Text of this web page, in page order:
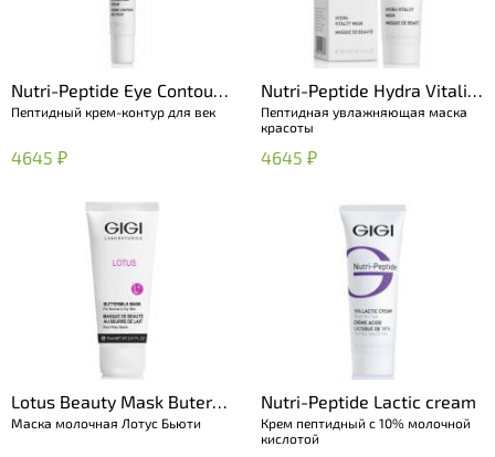
Nutri-Peptide Eye Contour
Cream
Пептидный крем-контур для век
4645 ₽
Nutri-Peptide Hydra Vitality
Mask
Пептидная увлажняющая маска
красоты
4645 ₽
Lotus Beauty Mask Buter
Milk
Маска молочная Лотус Бьюти
Nutri-Peptide Lactic cream
Крем пептидный с 10% молочной
кислотой